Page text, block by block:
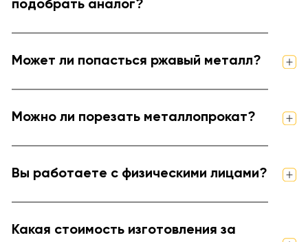
подобрать аналог?
Может ли попасться ржавый металл?
Можно ли порезать металлопрокат?
Вы работаете с физическими лицами?
Какая стоимость изготовления за